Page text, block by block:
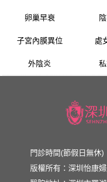
卵巢早衰
子宮內膜異位
外陰炎
處
門診時間(節假日無休)
版權所有：深圳怡康